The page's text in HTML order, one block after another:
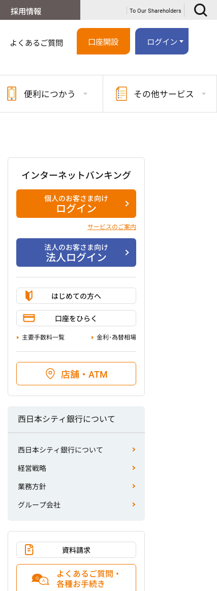
採用情報 To Our Shareholders
よくあるご質問 口座開設 ログイン
便利につかう その他サービス
インターネットバンキング
個人のお客さま向け
ログイン
サービスのご案内
法人のお客さま向け
法人ログイン
はじめての方へ
口座をひらく
主要手数料一覧 金利･為替相場
店舗・ATM
西日本シティ銀行について
西日本シティ銀行について
経営戦略
業務方針
グループ会社
資料請求
よくあるご質問・
各種お手続き